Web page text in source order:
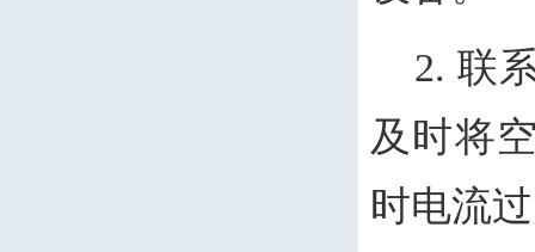
2. 联
及时将
时电流